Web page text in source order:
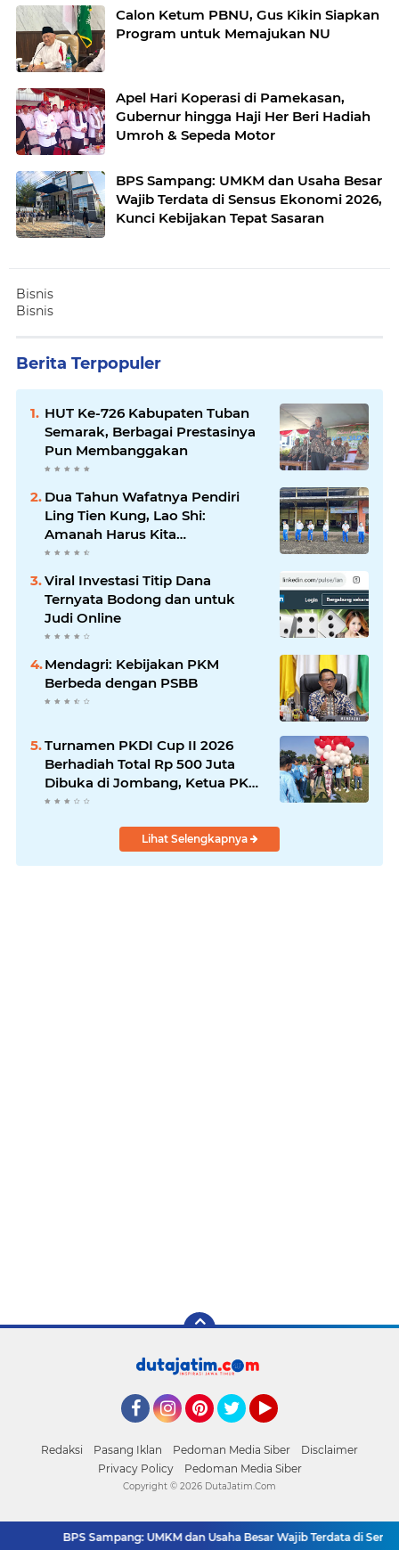
Calon Ketum PBNU, Gus Kikin Siapkan
Program untuk Memajukan NU
Apel Hari Koperasi di Pamekasan,
Gubernur hingga Haji Her Beri Hadiah
Umroh & Sepeda Motor
BPS Sampang: UMKM dan Usaha Besar
Wajib Terdata di Sensus Ekonomi 2026,
Kunci Kebijakan Tepat Sasaran
Bisnis
Bisnis
Berita Terpopuler
HUT Ke-726 Kabupaten Tuban
Semarak, Berbagai Prestasinya
Pun Membanggakan
Dua Tahun Wafatnya Pendiri
Ling Tien Kung, Lao Shi:
Amanah Harus Kita
Laksanakan!
Viral Investasi Titip Dana
Ternyata Bodong dan untuk
Judi Online
Mendagri: Kebijakan PKM
Berbeda dengan PSBB
Turnamen PKDI Cup II 2026
Berhadiah Total Rp 500 Juta
Dibuka di Jombang, Ketua PKDI
Jatim Syaifullah Mahdi: Ajang
Komunikasi Antar-Kades untuk
Memajukan Desa
Lihat Selengkapnya
Redaksi Pasang Iklan Pedoman Media Siber
Disclaimer
Privacy Policy
Pedoman Media Siber
BPS Sampang: UMKM dan Usaha Besar Wajib Terdata di Sensus
Copyright © 2026 DutaJatim.Com